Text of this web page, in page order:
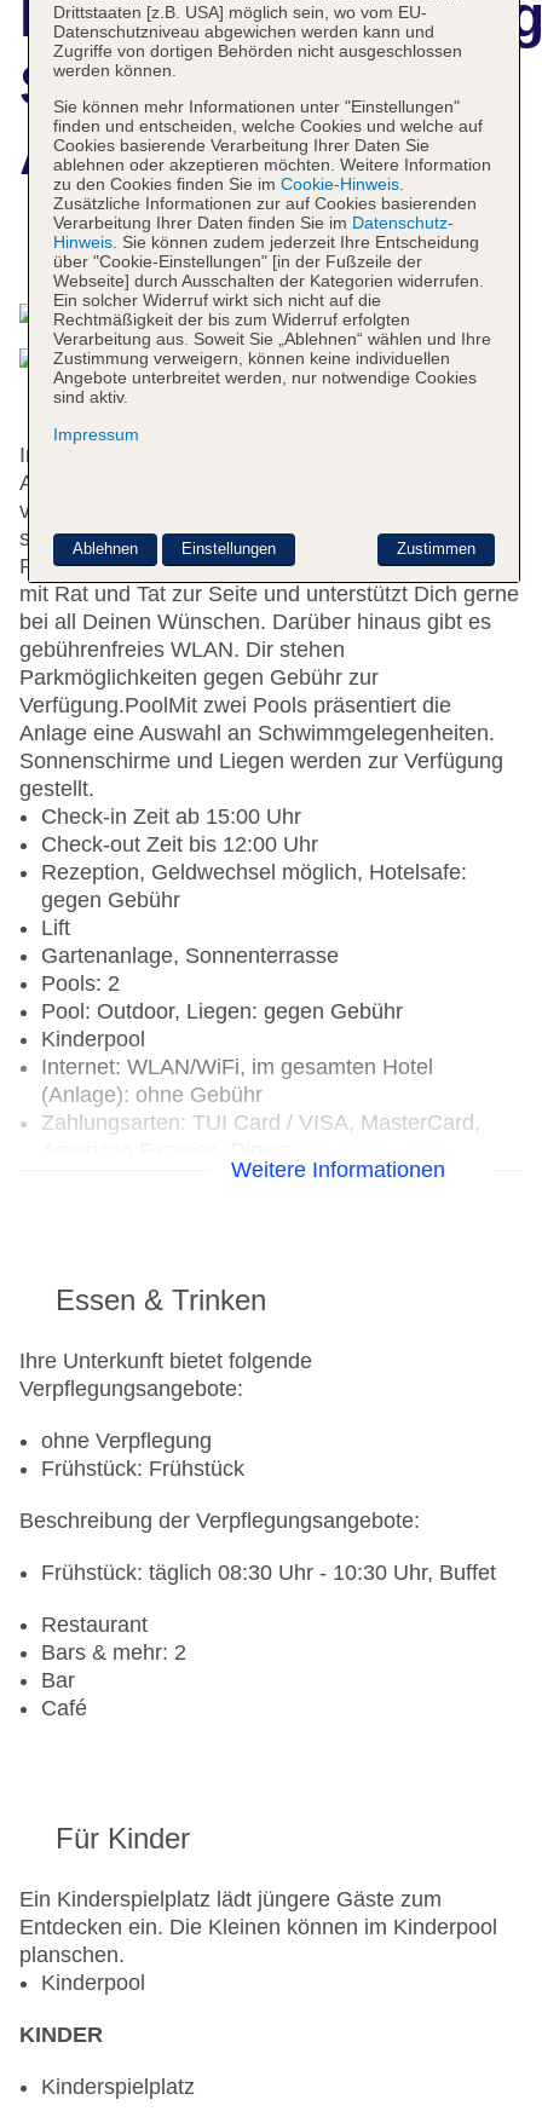
Sol Cala D'Or
Apts.
Das bietet Ihre Unterkunft
Im 3-Sterne-Hotel erwartet die Gäste eine schöne
Atmosphäre. Eine großartige Gartenanlage
vollendet das Hotelanwesen. In der Anlage befinden
sich ein Café, wie auch eine Bar. Dazu gibt es ein
Restaurant. An der Rezeption steht Dir das Team
mit Rat und Tat zur Seite und unterstützt Dich gerne
bei all Deinen Wünschen. Darüber hinaus gibt es
gebührenfreies WLAN. Dir stehen
Parkmöglichkeiten gegen Gebühr zur
Verfügung.Pool Mit zwei Pools präsentiert die
Anlage eine Auswahl an Schwimmgelegenheiten.
Sonnenschirme und Liegen werden zur Verfügung
gestellt.
Check-in Zeit ab 15:00 Uhr
Check-out Zeit bis 12:00 Uhr
Rezeption, Geldwechsel möglich, Hotelsafe:
gegen Gebühr
Lift
Gartenanlage, Sonnenterrasse
Pools: 2
Pool: Outdoor, Liegen: gegen Gebühr
Kinderpool
Internet: WLAN/WiFi, im gesamten Hotel
(Anlage): ohne Gebühr
Zahlungsarten: TUI Card / VISA, MasterCard,
Parkmöglichkeiten: Parkplatz (nach
Weitere Informationen
Essen & Trinken
Ihre Unterkunft bietet folgende
Verpflegungsangebote:
ohne Verpflegung
Frühstück: Frühstück
Beschreibung der Verpflegungsangebote:
Frühstück: täglich 08:30 Uhr - 10:30 Uhr, Buffet
Restaurant
Bars & mehr: 2
Bar
Café
Für Kinder
Ein Kinderspielplatz lädt jüngere Gäste zum
Entdecken ein. Die Kleinen können im Kinderpool
planschen.
Kinderpool
KINDER
Kinderspielplatz
Drittstaaten [z.B. USA] möglich sein, wo vom EU-
Datenschutzniveau abgewichen werden kann und
Zugriffe von dortigen Behörden nicht ausgeschlossen
werden können.
Sie können mehr Informationen unter "Einstellungen"
finden und entscheiden, welche Cookies und welche auf
Cookies basierende Verarbeitung Ihrer Daten Sie
ablehnen oder akzeptieren möchten. Weitere Information
zu den Cookies finden Sie im Cookie-Hinweis.
Zusätzliche Informationen zur auf Cookies basierenden
Verarbeitung Ihrer Daten finden Sie im Datenschutz-
Hinweis. Sie können zudem jederzeit Ihre Entscheidung
über "Cookie-Einstellungen" [in der Fußzeile der
Webseite] durch Ausschalten der Kategorien widerrufen.
Ein solcher Widerruf wirkt sich nicht auf die
Rechtmäßigkeit der bis zum Widerruf erfolgten
Verarbeitung aus. Soweit Sie „Ablehnen“ wählen und Ihre
Zustimmung verweigern, können keine individuellen
Angebote unterbreitet werden, nur notwendige Cookies
sind aktiv.
Impressum
Zustimmen
Ablehnen Einstellungen